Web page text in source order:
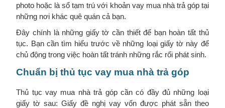
photo hoặc là sổ tạm trú với khoản vay mua nhà trả góp tại
những nơi khác quê quán cả bạn.
Đây chính là những giấy tờ cần thiết để bạn hoàn tất thủ
tục. Bạn cần tìm hiểu trước về những loại giấy tờ này để
chủ động trong việc hoàn tất tránh những rắc rối phát sinh.
Chuẩn bị thủ tục vay mua nhà trả góp
Thủ tục vay mua nhà trả góp cần có đầy đủ những loại
giấy tờ sau: Giấy đề nghị vay vốn được phát sẵn theo